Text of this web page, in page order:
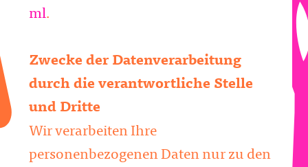
ml.
Zwecke der Datenverarbeitung
durch die verantwortliche Stelle
und Dritte
Wir verarbeiten Ihre
personenbezogenen Daten nur zu den